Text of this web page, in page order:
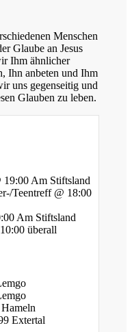
Menschen
Glaube an Jesus
Ihm ähnlicher
Ihn anbeten und Ihm
uns gegenseitig und
Glauben zu leben.
Am Stiftsland
Teentreff @ 18:00
Am Stiftsland
überall
Extertal